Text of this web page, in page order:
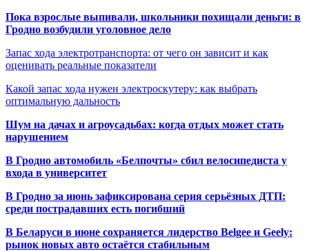
Пока взрослые выпивали, школьники похищали деньги: в
Гродно возбудили уголовное дело
Запас хода электротранспорта: от чего он зависит и как
оценивать реальные показатели
Какой запас хода нужен электроскутеру: как выбрать
оптимальную дальность
Шум на дачах и агроусадьбах: когда отдых может стать
нарушением
В Гродно автомобиль «Белпочты» сбил велосипедиста у
входа в университет
В Гродно за июнь зафиксирована серия серьёзных ДТП:
среди пострадавших есть погибший
В Беларуси в июне сохраняется лидерство Belgee и Geely:
рынок новых авто остаётся стабильным